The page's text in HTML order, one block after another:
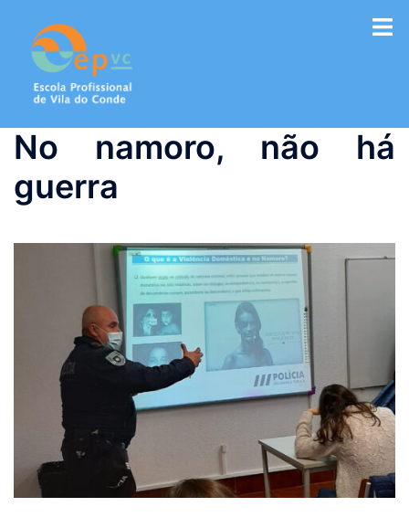
conteúdo
No namoro, não há
guerra